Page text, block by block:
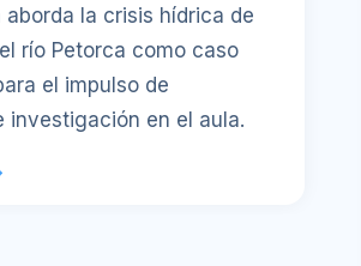
aborda la crisis hídrica de
río Petorca como caso
el impulso de
investigación en el aula.